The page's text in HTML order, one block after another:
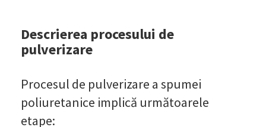
Descrierea procesului de
pulverizare
Procesul de pulverizare a spumei
poliuretanice implică următoarele
etape: